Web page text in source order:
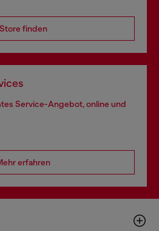
Store finden
Service-Angebot, online und
erfahren